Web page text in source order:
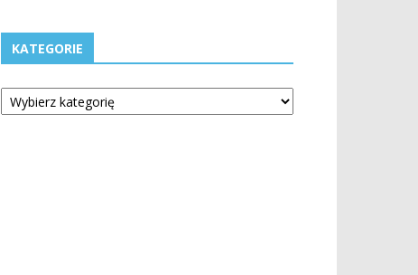
KATEGORIE
Kategorie